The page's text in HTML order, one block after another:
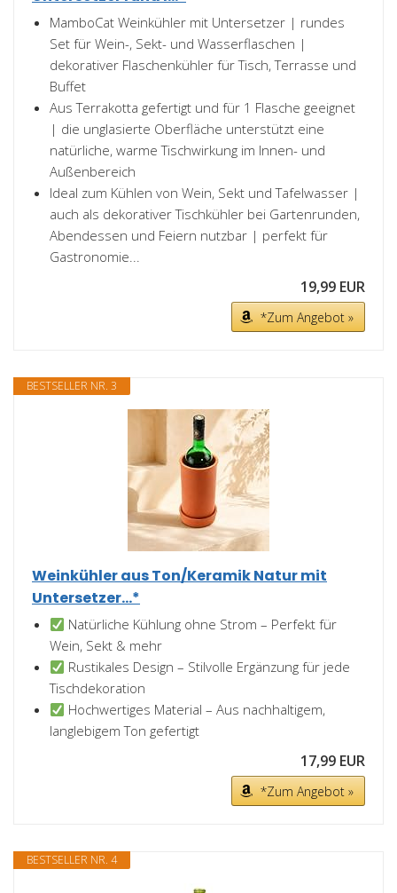
MamboCat Weinkühler mit Untersetzer | rundes
Set für Wein-, Sekt- und Wasserflaschen |
dekorativer Flaschenkühler für Tisch, Terrasse und
Buffet
Aus Terrakotta gefertigt und für 1 Flasche geeignet
| die unglasierte Oberfläche unterstützt eine
natürliche, warme Tischwirkung im Innen- und
Außenbereich
Ideal zum Kühlen von Wein, Sekt und Tafelwasser |
auch als dekorativer Tischkühler bei Gartenrunden,
Abendessen und Feiern nutzbar | perfekt für
Gastronomie...
19,99 EUR
*Zum Angebot »
BESTSELLER NR. 3
Weinkühler aus Ton/Keramik Natur mit
Untersetzer...*
Natürliche Kühlung ohne Strom – Perfekt für
Wein, Sekt & mehr
Rustikales Design – Stilvolle Ergänzung für jede
Tischdekoration
Hochwertiges Material – Aus nachhaltigem,
langlebigem Ton gefertigt
17,99 EUR
*Zum Angebot »
BESTSELLER NR. 4